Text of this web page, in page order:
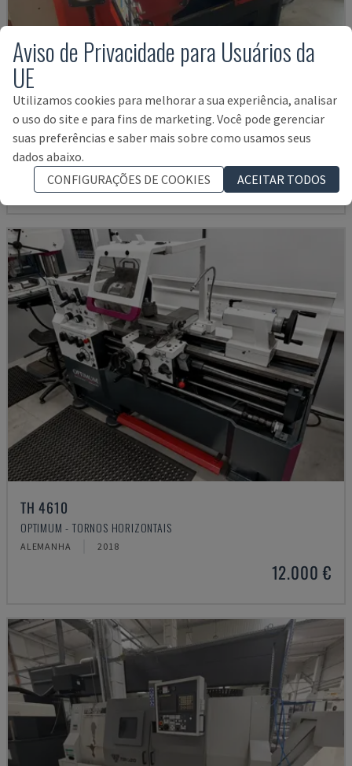
EMCOMAT 200X1000
EMCO - TORNOS HORIZONTAIS
ALEMANHA
14.000 €
TH 4610
OPTIMUM - TORNOS HORIZONTAIS
ALEMANHA 2018
12.000 €
Aviso de Privacidade para Usuários da
UE
Utilizamos cookies para melhorar a sua experiência, analisar
o uso do site e para fins de marketing. Você pode gerenciar
suas preferências e saber mais sobre como usamos seus
dados abaixo.
CONFIGURAÇÕES DE COOKIES
ACEITAR TODOS